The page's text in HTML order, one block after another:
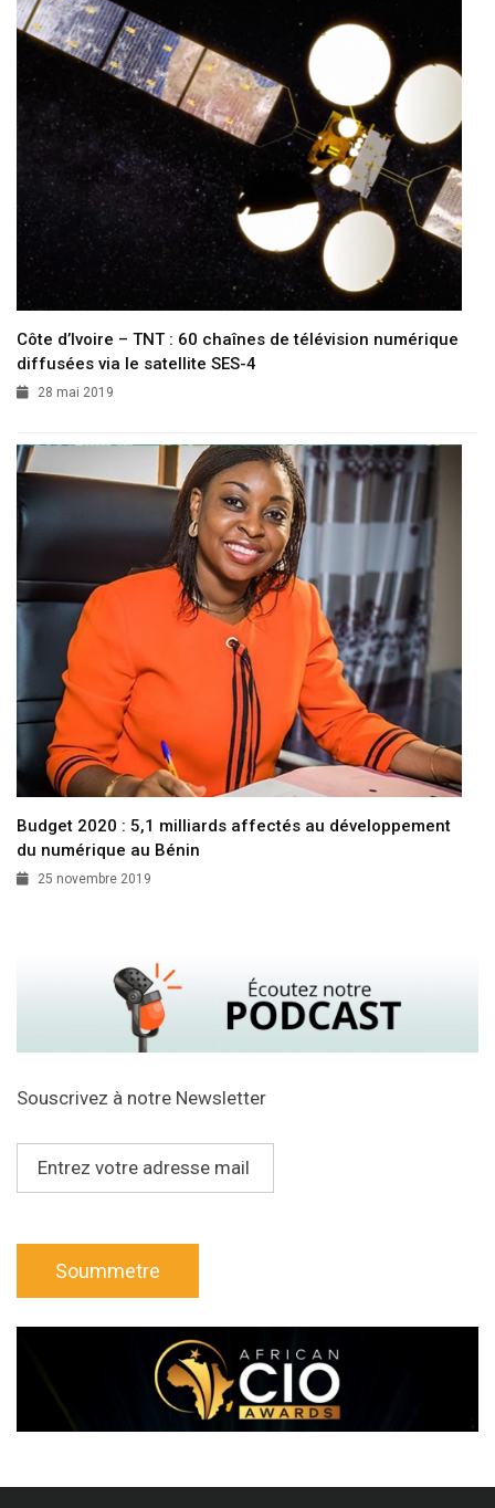
Côte d’Ivoire – TNT : 60 chaînes de télévision numérique
diffusées via le satellite SES-4
28 mai 2019
Budget 2020 : 5,1 milliards affectés au développement
du numérique au Bénin
25 novembre 2019
Souscrivez à notre Newsletter